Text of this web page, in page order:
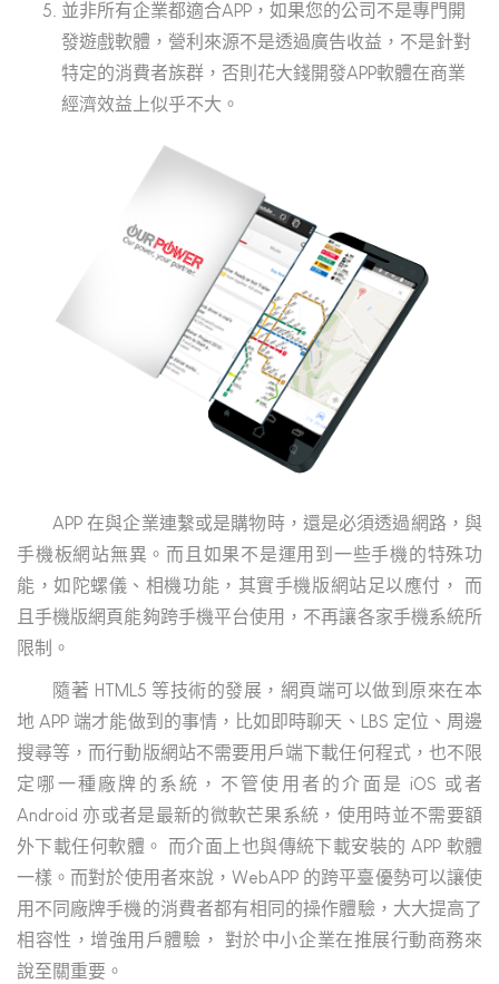
並非所有企業都適合APP，如果您的公司不是專門開
發遊戲軟體，營利來源不是透過廣告收益，不是針對
特定的消費者族群，否則花大錢開發APP軟體在商業
經濟效益上似乎不大。
APP 在與企業連繫或是購物時，還是必須透過網路，與
手機板網站無異。而且如果不是運用到一些手機的特殊功
能，如陀螺儀、相機功能，其實手機版網站足以應付， 而
且手機版網頁能夠跨手機平台使用，不再讓各家手機系統所
限制。
隨著 HTML5 等技術的發展，網頁端可以做到原來在本
地 APP 端才能做到的事情，比如即時聊天、LBS 定位、周邊
搜尋等，而行動版網站不需要用戶端下載任何程式，也不限
定哪一種廠牌的系統，不管使用者的介面是 iOS 或者
Android 亦或者是最新的微軟芒果系統，使用時並不需要額
外下載任何軟體。 而介面上也與傳統下載安裝的 APP 軟體
一樣。而對於使用者來說，WebAPP 的跨平臺優勢可以讓使
用不同廠牌手機的消費者都有相同的操作體驗，大大提高了
相容性，增強用戶體驗， 對於中小企業在推展行動商務來
說至關重要。